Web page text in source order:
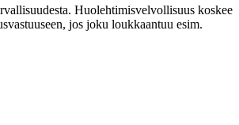
Huolehtimisvelvollisuus koskee
jos joku loukkaantuu esim.